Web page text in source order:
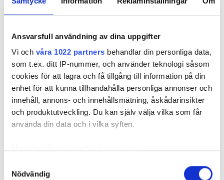
Ansvarsfull användning av dina uppgifter
Vi och våra 1022 partners behandlar din personliga data,
som t.ex. ditt IP-nummer, och använder teknologi såsom
cookies för att lagra och få tillgång till information på din
enhet för att kunna tillhandahålla personliga annonser och
innehåll, annons- och innehållsmätning, åskådarinsikter
och produktutveckling. Du kan själv välja vilka som får
använda din data och i vilka syften.
som kan ha en noggrannhet på upp till flera meter
Nödvändig
Foto: Arkivbild: Anna Rytterbrant
Foto: Arkivbild: Anna Rytterbrant
Vattnet spred sig genom sanden under golvet in till vardagsrum och kök.
Biden är en arkivbild från en annan vattenskada.
Hemförsäkring eller inte – det är frågan
I anteckningarna framgår att Örebrobostäder gång på gång
försöker få klarhet i om hyresgästen har hemförsäkring. Allt
hyresgästen kan visa är en påminnelse om en obetald
olycksfallsförsäkring.
Öbo planeringen för att lägga nytt golv i lägenheten. Men